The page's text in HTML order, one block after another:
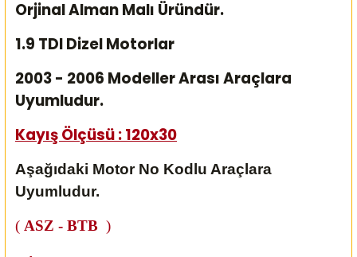
Orjinal Alman Malı Üründür.
1.9 TDI Dizel Motorlar
2003 - 2006 Modeller Arası Araçlara
Uyumludur.
Kayış Ölçüsü : 120x30
Aşağıdaki Motor No Kodlu Araçlara
Uyumludur.
( ASZ - BTB )